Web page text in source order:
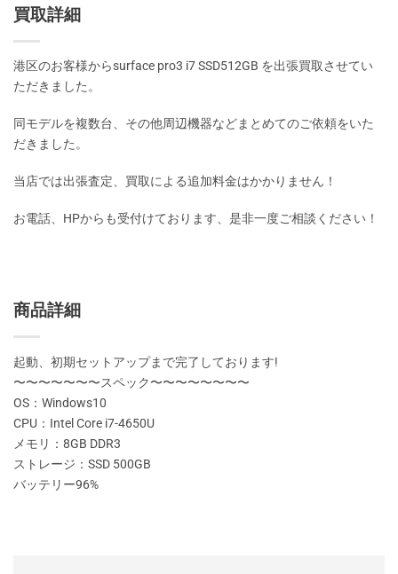
買取詳細
港区のお客様からsurface pro3 i7 SSD512GB を出張買取させてい
ただきました。
同モデルを複数台、その他周辺機器などまとめてのご依頼をいた
だきました。
当店では出張査定、買取による追加料金はかかりません！
お電話、HPからも受付けております、是非一度ご相談ください！
商品詳細
起動、初期セットアップまで完了しております!
〜〜〜〜〜〜〜スペック〜〜〜〜〜〜〜〜
OS：Windows10
CPU：Intel Core i7-4650U
メモリ：8GB DDR3
ストレージ：SSD 500GB
バッテリー96%